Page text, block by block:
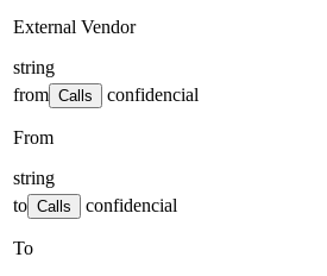
External Vendor
string
from Calls confidencial
From
string
to Calls confidencial
To